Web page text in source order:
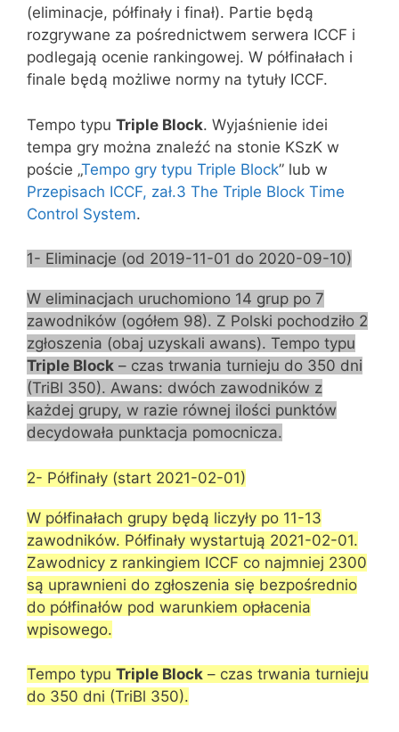
(eliminacje, półfinały i finał). Partie będą
rozgrywane za pośrednictwem serwera ICCF i
podlegają ocenie rankingowej. W półfinałach i
finale będą możliwe normy na tytuły ICCF.
Tempo typu Triple Block. Wyjaśnienie idei
tempa gry można znaleźć na stonie KSzK w
poście „Tempo gry typu Triple Block” lub w
Przepisach ICCF, zał.3 The Triple Block Time
Control System.
1- Eliminacje (od 2019-11-01 do 2020-09-10)
W eliminacjach uruchomiono 14 grup po 7
zawodników (ogółem 98). Z Polski pochodziło 2
zgłoszenia (obaj uzyskali awans). Tempo typu
Triple Block – czas trwania turnieju do 350 dni
(TriBl 350). Awans: dwóch zawodników z
każdej grupy, w razie równej ilości punktów
decydowała punktacja pomocnicza.
2- Półfinały (start 2021-02-01)
W półfinałach grupy będą liczyły po 11-13
zawodników. Półfinały wystartują 2021-02-01.
Zawodnicy z rankingiem ICCF co najmniej 2300
są uprawnieni do zgłoszenia się bezpośrednio
do półfinałów pod warunkiem opłacenia
wpisowego.
Tempo typu Triple Block – czas trwania turnieju
do 350 dni (TriBl 350).